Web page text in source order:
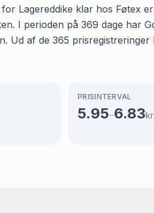
Lagereddike klar hos Føtex
I perioden på 369 dage har
Ud af de 365
PRISINTERVAL
5.95–6.83kr